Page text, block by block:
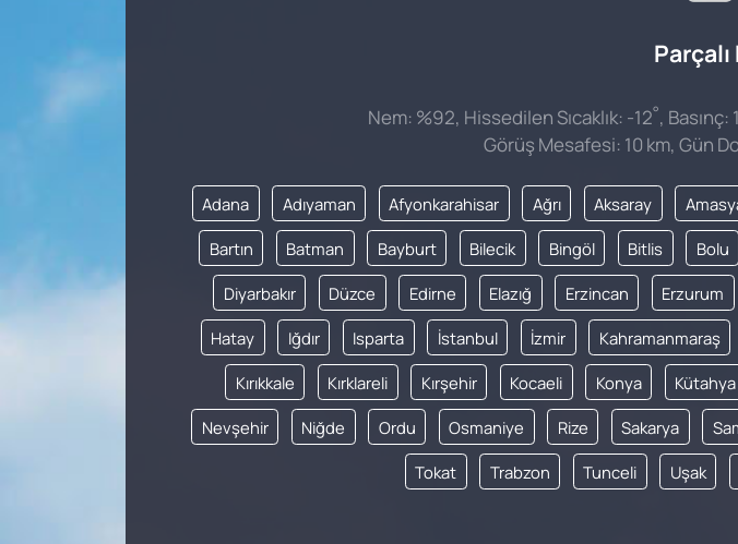
Nem: %92, Hissedilen Sıcaklık: -12°,
Görüş Mesafesi: 10 km, Gün
Adana Adıyaman Afyonkarahisar Ağrı Aksaray
Bartın Batman Bayburt Bilecik Bingöl Bitlis Bolu
Diyarbakır Düzce Edirne Elazığ Erzincan Erzurum
Hatay Iğdır Isparta İstanbul İzmir Kahramanmaraş
Kırıkkale Kırklareli Kırşehir Kocaeli Konya Kütahya
Nevşehir Niğde Ordu Osmaniye Rize Sakarya
Tokat Trabzon Tunceli Uşak